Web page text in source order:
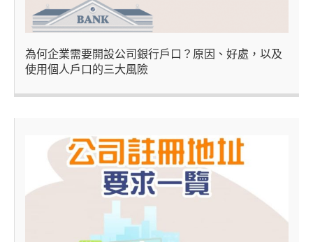
為何企業需要開設公司銀行戶口？原因、好處，以及
使用個人戶口的三大風險